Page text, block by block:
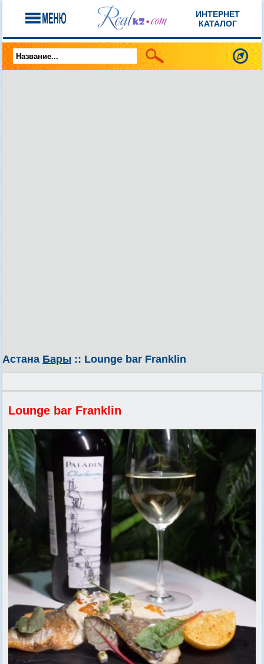
ИНТЕРНЕТ
КАТАЛОГ
Астана Бары :: Lounge bar Franklin
Lounge bar Franklin